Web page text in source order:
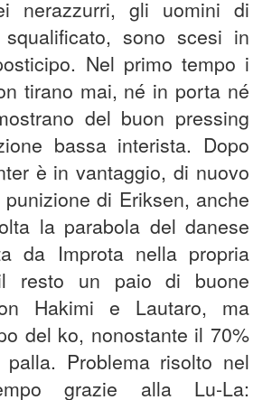
nerazzurri, gli uomini di
sono scesi in
Nel primo tempo i
tirano mai, né in porta né
del buon pressing
bassa interista. Dopo
è in vantaggio, di nuovo
di Eriksen, anche
la parabola del danese
da Improta nella propria
resto un paio di buone
Hakimi e Lautaro, ma
del ko, nonostante il 70%
Problema risolto nel
grazie alla Lu-La: